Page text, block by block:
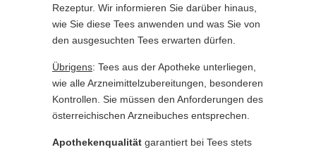
Rezeptur. Wir informieren Sie darüber hinaus,
wie Sie diese Tees anwenden und was Sie von
den ausgesuchten Tees erwarten dürfen.
Übrigens: Tees aus der Apotheke unterliegen,
wie alle Arzneimittelzubereitungen, besonderen
Kontrollen. Sie müssen den Anforderungen des
österreichischen Arzneibuches entsprechen.
Apothekenqualität garantiert bei Tees stets